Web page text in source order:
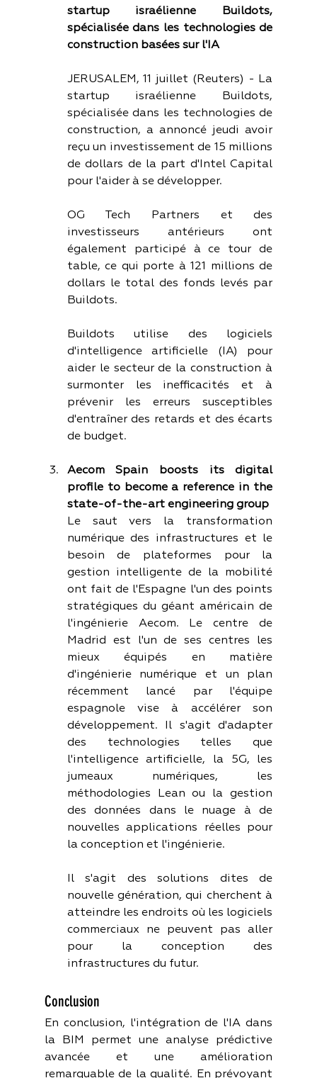
startup israélienne Buildots,
spécialisée dans les technologies de
construction basées sur l'IA
JERUSALEM, 11 juillet (Reuters) - La
startup israélienne Buildots,
spécialisée dans les technologies de
construction, a annoncé jeudi avoir
reçu un investissement de 15 millions
de dollars de la part d'Intel Capital
pour l'aider à se développer.
OG Tech Partners et des
investisseurs antérieurs ont
également participé à ce tour de
table, ce qui porte à 121 millions de
dollars le total des fonds levés par
Buildots.
Buildots utilise des logiciels
d'intelligence artificielle (IA) pour
aider le secteur de la construction à
surmonter les inefficacités et à
prévenir les erreurs susceptibles
d'entraîner des retards et des écarts
de budget.
Aecom Spain boosts its digital
profile to become a reference in the
state-of-the-art engineering group
Le saut vers la transformation
numérique des infrastructures et le
besoin de plateformes pour la
gestion intelligente de la mobilité
ont fait de l'Espagne l'un des points
stratégiques du géant américain de
l'ingénierie Aecom. Le centre de
Madrid est l'un de ses centres les
mieux équipés en matière
d'ingénierie numérique et un plan
récemment lancé par l'équipe
espagnole vise à accélérer son
développement. Il s'agit d'adapter
des technologies telles que
l'intelligence artificielle, la 5G, les
jumeaux numériques, les
méthodologies Lean ou la gestion
des données dans le nuage à de
nouvelles applications réelles pour
la conception et l'ingénierie.
Il s'agit des solutions dites de
nouvelle génération, qui cherchent à
atteindre les endroits où les logiciels
commerciaux ne peuvent pas aller
pour la conception des
infrastructures du futur.
Conclusion
En conclusion, l'intégration de l'IA dans
la BIM permet une analyse prédictive
avancée et une amélioration
remarquable de la qualité. En prévoyant